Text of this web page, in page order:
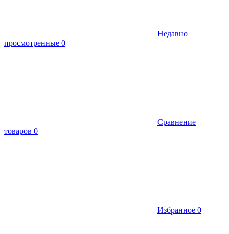
Недавно
просмотренные 0
Сравнение
товаров 0
Избранное 0